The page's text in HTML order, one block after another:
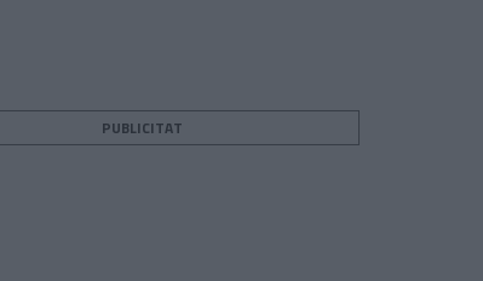
PUBLICITAT